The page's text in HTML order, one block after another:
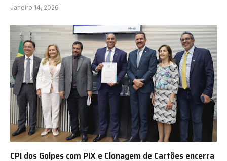
Janeiro 14, 2026
CPI dos Golpes com PIX e Clonagem de Cartões encerra